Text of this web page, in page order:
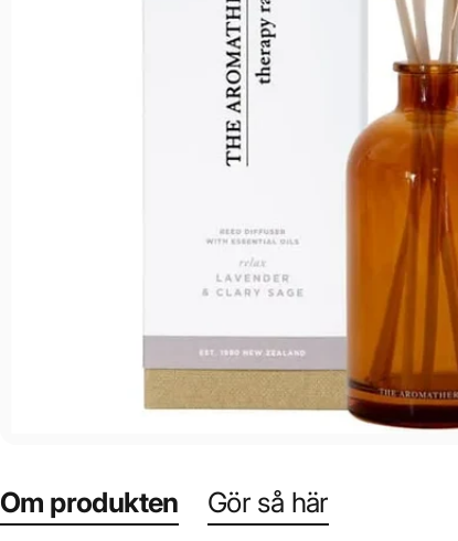
Om produkten Gör så här